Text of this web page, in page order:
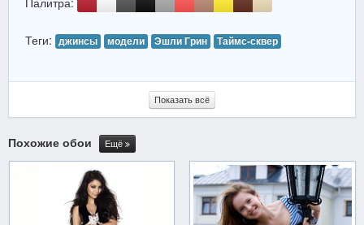
Теги: джинсы модели Эшли Грин Таймс-сквер
Показать всё
Похожие обои Ещё